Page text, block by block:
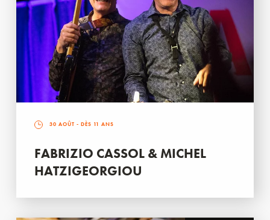
30 AOÛT - DÈS 11 ANS
FABRIZIO CASSOL & MICHEL
HATZIGEORGIOU